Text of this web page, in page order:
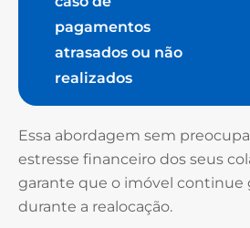
pagamentos
atrasados ou não
realizados
Essa abordagem sem
estresse financeiro dos seus
garante que o imóvel continue
durante a realocação.